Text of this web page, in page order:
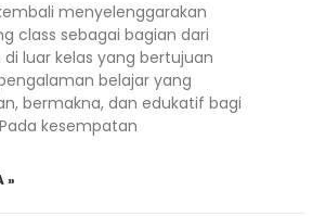
menyelenggarakan
class sebagai bagian dari
luar kelas yang bertujuan
belajar yang
bermakna, dan edukatif bagi
kesempatan
»